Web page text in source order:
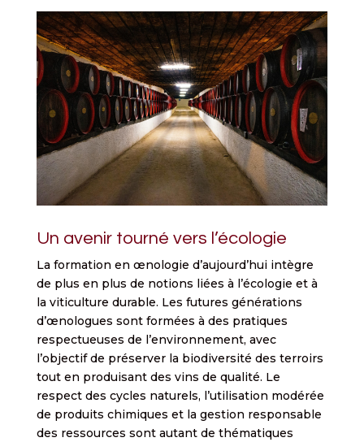
Un avenir tourné vers l’écologie
La formation en œnologie d’aujourd’hui intègre
de plus en plus de notions liées à l’écologie et à
la viticulture durable. Les futures générations
d’œnologues sont formées à des pratiques
respectueuses de l’environnement, avec
l’objectif de préserver la biodiversité des terroirs
tout en produisant des vins de qualité. Le
respect des cycles naturels, l’utilisation modérée
de produits chimiques et la gestion responsable
des ressources sont autant de thématiques